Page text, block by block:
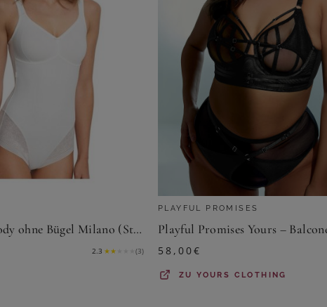
Susa Body Body ohne Bügel Milano (Stück, 1-tlg) Bauchformend
2.3 ★★ (3)
PLAYFUL PROMISES
58,00€
ZUYOURS CLOTHING